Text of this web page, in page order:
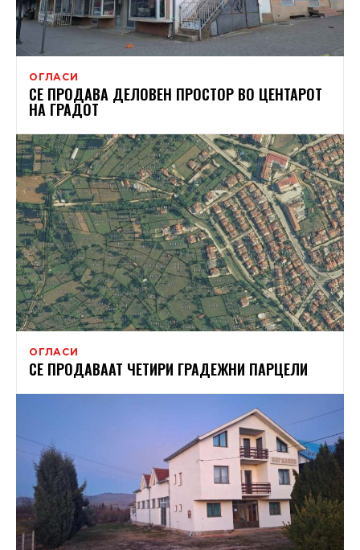
ОГЛАСИ
СЕ ПРОДАВА ДЕЛОВЕН ПРОСТОР ВО ЦЕНТАРОТ
НА ГРАДОТ
ОГЛАСИ
СЕ ПРОДАВААТ ЧЕТИРИ ГРАДЕЖНИ ПАРЦЕЛИ